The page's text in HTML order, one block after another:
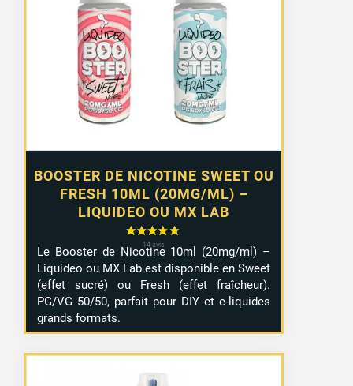
BOOSTER DE NICOTINE SWEET OU
FRESH 10ML (20MG/ML) –
LIQUIDEO OU MX LAB
prix :
1,29 €
10,99 €
Le Booster de Nicotine 10ml (20mg/ml) –
Liquideo ou MX Lab est disponible en Sweet
(effet sucré) ou Fresh (effet fraîcheur).
PG/VG 50/50, parfait pour DIY et e-liquides
grands formats.